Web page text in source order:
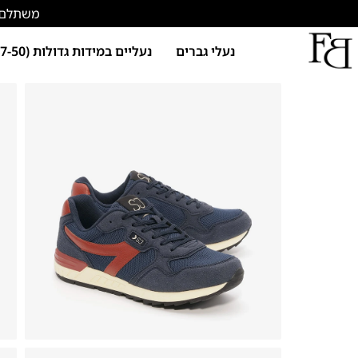
משתלם
נעלי גברים נעליים במידות גדולות (47-50)